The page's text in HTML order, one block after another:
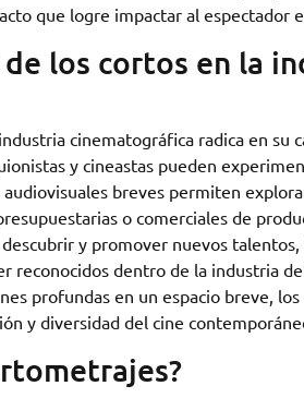
que logre impactar al espectador
los cortos en la
cinematográfica radica en su
y cineastas pueden
breves permiten
o comerciales de
y promover nuevos
reconocidos dentro de la industria
profundas en un espacio breve,
y diversidad del cine